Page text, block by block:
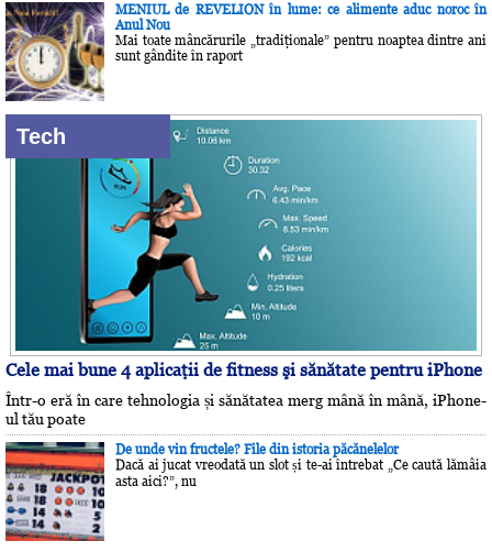
MENIUL de REVELION în lume: ce alimente aduc noroc în
Anul Nou
Mai toate mâncărurile „tradiţionale” pentru noaptea dintre ani
sunt gândite în raport
Tech
Cele mai bune 4 aplicaţii de fitness şi sănătate pentru iPhone
Într-o eră în care tehnologia și sănătatea merg mână în mână, iPhone-
ul tău poate
De unde vin fructele? File din istoria păcănelelor
Dacă ai jucat vreodată un slot și te-ai întrebat „Ce caută lămâia
asta aici?”, nu